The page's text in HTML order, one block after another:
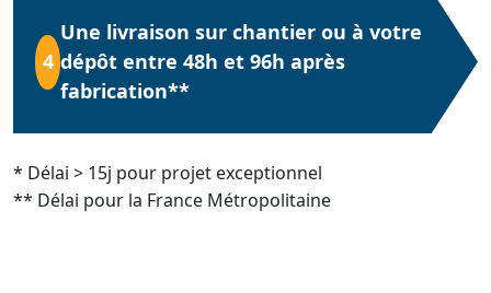
4
Une livraison sur chantier ou à votre
dépôt entre 48h et 96h après
fabrication**
* Délai > 15j pour projet exceptionnel
** Délai pour la France Métropolitaine